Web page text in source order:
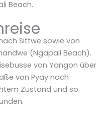
Beach.
Sittwe sowie von
(Ngapali Beach).
von Yangon über
von Pyay nach
Zustand und so